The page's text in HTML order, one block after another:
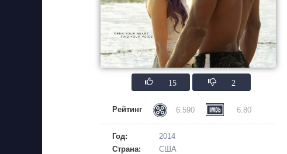
15 2
Рейтинг 6.590 6.80
Год:
2014
Страна:
США